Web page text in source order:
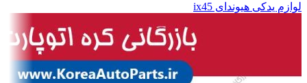
لوازم یدکی هیوندای ix45